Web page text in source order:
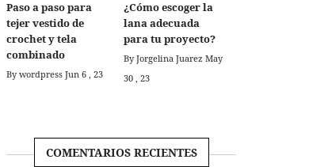
Paso a paso para
tejer vestido de
crochet y tela
combinado
By wordpressJun 6 , 23
¿Cómo escoger la
lana adecuada
para tu proyecto?
By Jorgelina Juarez May
30 , 23
COMENTARIOS RECIENTES